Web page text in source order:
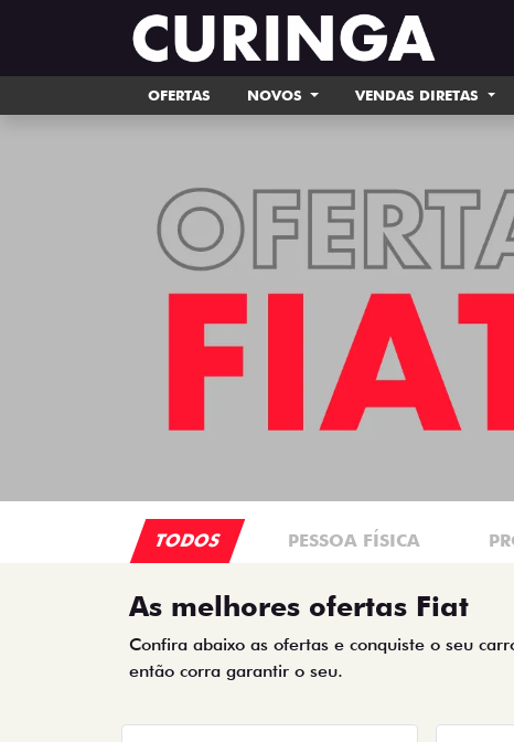
OFERTAS NOVOS VENDAS DIRETAS
TODOS PESSOA FÍSICA
As melhores ofertas Fiat
Confira abaixo as ofertas e conquiste o seu
então corra garantir o seu.